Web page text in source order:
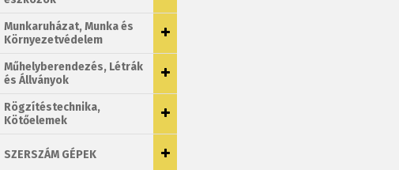
Munkaruházat, Munka és
Környezetvédelem
Műhelyberendezés, Létrák
és Állványok
Rögzítéstechnika,
Kötőelemek
SZERSZÁM GÉPEK